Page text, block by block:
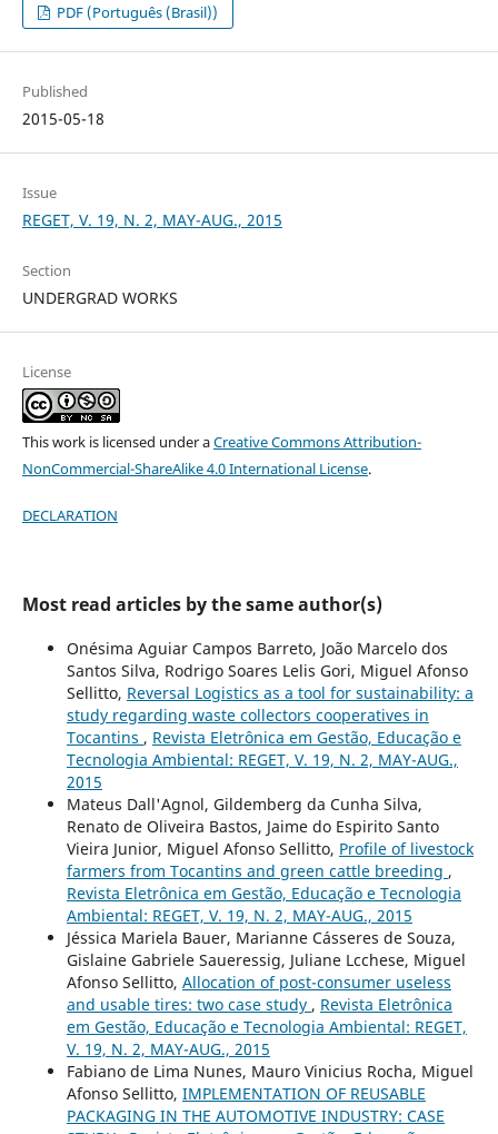
PDF (Português (Brasil))
Published
2015-05-18
Issue
REGET, V. 19, N. 2, MAY-AUG., 2015
Section
UNDERGRAD WORKS
License
This work is licensed under aCreative Commons Attribution-
NonCommercial-ShareAlike 4.0 International License.
DECLARATION
Most read articles by the same author(s)
Onésima Aguiar Campos Barreto, João Marcelo dos
Santos Silva, Rodrigo Soares Lelis Gori, Miguel Afonso
Sellitto, Reversal Logistics as a tool for sustainability: a
study regarding waste collectors cooperatives in
Tocantins , Revista Eletrônica em Gestão, Educação e
Tecnologia Ambiental: REGET, V. 19, N. 2, MAY-AUG.,
2015
Mateus Dall'Agnol, Gildemberg da Cunha Silva,
Renato de Oliveira Bastos, Jaime do Espirito Santo
Vieira Junior, Miguel Afonso Sellitto, Profile of livestock
farmers from Tocantins and green cattle breeding ,
Revista Eletrônica em Gestão, Educação e Tecnologia
Ambiental: REGET, V. 19, N. 2, MAY-AUG., 2015
Jéssica Mariela Bauer, Marianne Cásseres de Souza,
Gislaine Gabriele Saueressig, Juliane Lcchese, Miguel
Afonso Sellitto, Allocation of post-consumer useless
and usable tires: two case study , Revista Eletrônica
em Gestão, Educação e Tecnologia Ambiental: REGET,
V. 19, N. 2, MAY-AUG., 2015
Fabiano de Lima Nunes, Mauro Vinicius Rocha, Miguel
Afonso Sellitto, IMPLEMENTATION OF REUSABLE
PACKAGING IN THE AUTOMOTIVE INDUSTRY: CASE